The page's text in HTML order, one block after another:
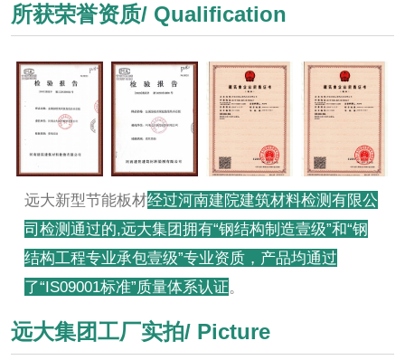
所获荣誉资质/ Qualification
远大新型节能板材经过河南建院建筑材料检测有限公
司检测通过的,远大集团拥有“钢结构制造壹级”和“钢
结构工程专业承包壹级”专业资质，产品均通过
了“IS09001标准”质量体系认证。
远大集团工厂实拍/ Picture